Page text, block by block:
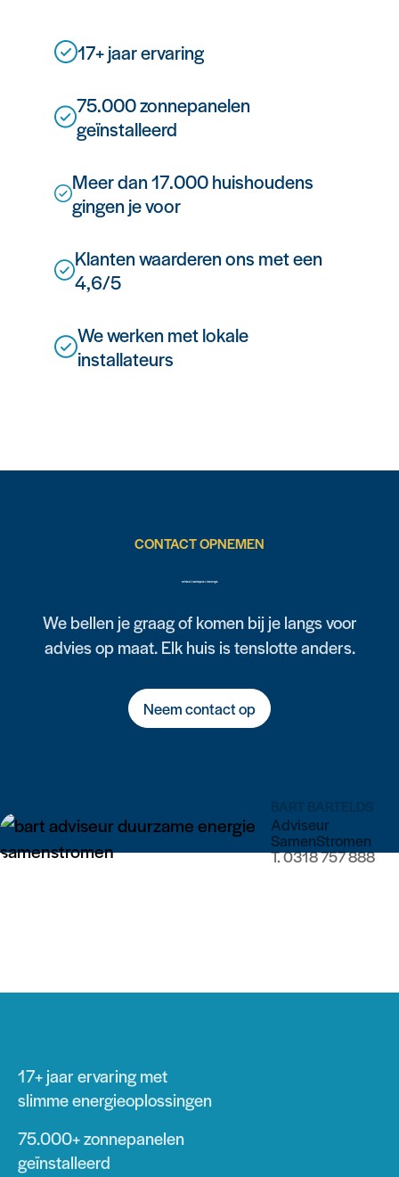
17+ jaar ervaring
75.000 zonnepanelen
geïnstalleerd
Meer dan 17.000 huishoudens
gingen je voor
Klanten waarderen ons met een
4,6/5
We werken met lokale
installateurs
CONTACT OPNEMEN
We bellen je graag of komen bij je langs voor
advies op maat. Elk huis is tenslotte anders.
Neem contact op
BART BARTELDS
Adviseur
SamenStromen
T.0318 757 888
17+ jaarervaring met
slimme energieoplossingen
75.000+zonnepanelen
geïnstalleerd